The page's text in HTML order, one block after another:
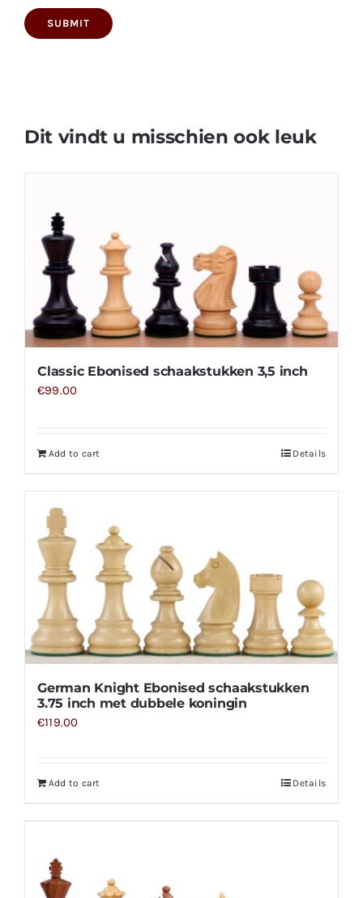
Dit vindt u misschien ook leuk
Classic Ebonised schaakstukken 3,5 inch
€99.00
Add to cart Details
German Knight Ebonised schaakstukken
3.75 inch met dubbele koningin
€119.00
Add to cart Details